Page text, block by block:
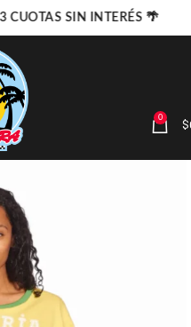
0 $
SIN INTERÉS 🌴